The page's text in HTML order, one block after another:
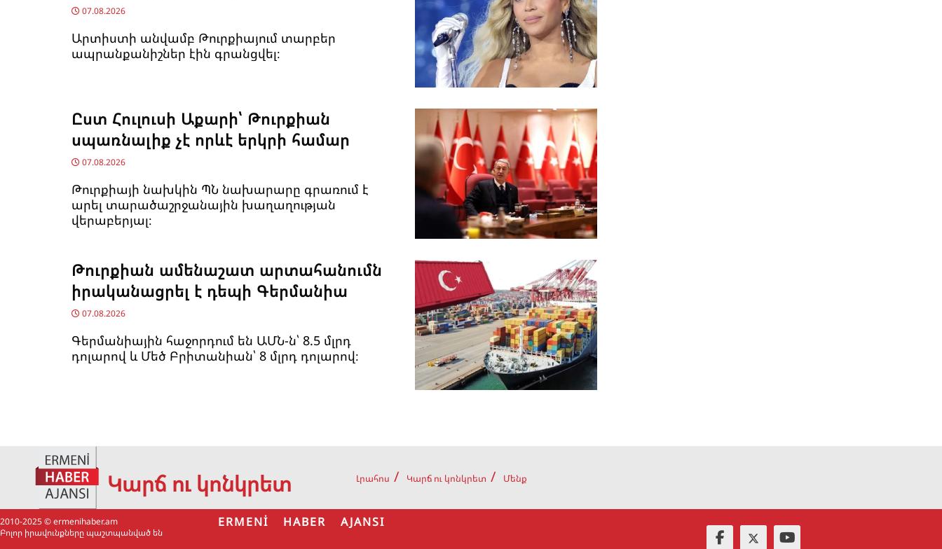
07.08.2026
Արտիստի անվամբ Թուրքիայում տարբեր
ապրանքանիշներ էին գրանցվել։
Ըստ Հուլուսի Աքարի՝ Թուրքիան
սպառնալիք չէ որևէ երկրի համար
07.08.2026
Թուրքիայի նախկին ՊՆ նախարարը գրառում է
արել տարածաշրջանային խաղաղության
վերաբերյալ։
Թուրքիան ամենաշատ արտահանումն
իրականացրել է դեպի Գերմանիա
07.08.2026
Գերմանիային հաջորդում են ԱՄՆ-ն՝ 8.5 մլրդ
դոլարով և Մեծ Բրիտանիան՝ 8 մլրդ դոլարով։
Կարճ ու կոնկրետ Լրահոս Կարճ ու կոնկրետ Մենք
2010-2025 © ermenihaber.am
Բոլոր իրավունքները պաշտպանված են
ERMENİ HABER AJANSI